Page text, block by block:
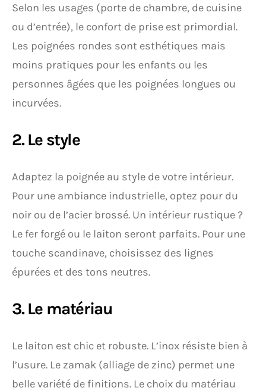
Selon les usages (porte de chambre, de cuisine
ou d’entrée), le confort de prise est primordial.
Les poignées rondes sont esthétiques mais
moins pratiques pour les enfants ou les
personnes âgées que les poignées longues ou
incurvées.
2. Le style
Adaptez la poignée au style de votre intérieur.
Pour une ambiance industrielle, optez pour du
noir ou de l’acier brossé. Un intérieur rustique ?
Le fer forgé ou le laiton seront parfaits. Pour une
touche scandinave, choisissez des lignes
épurées et des tons neutres.
3. Le matériau
Le laiton est chic et robuste. L’inox résiste bien à
l’usure. Le zamak (alliage de zinc) permet une
belle variété de finitions. Le choix du matériau